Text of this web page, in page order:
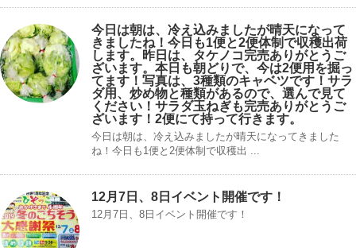
今日は朝は、冷え込みましたが晴天になって
きましたね！今日も1便と2便体制で収穫出荷
します。昨日は、タケノコ完売ありがとうご
ざいます。本日も朝どりで、今は2便用を掘っ
てます！写真は、3種類のキャベツです！サラ
ダ用、炒め物と種類があるので、選んで見て
ください！サラダ玉ねぎも完売ありがとうご
ざいます！2便にて持って行きます。
今日は朝は、冷え込みましたが晴天になってきました
ね！今日も1便と2便体制で収穫出 ...
12月7日、8日イベント開催です！
12月7日、8日イベント開催です！